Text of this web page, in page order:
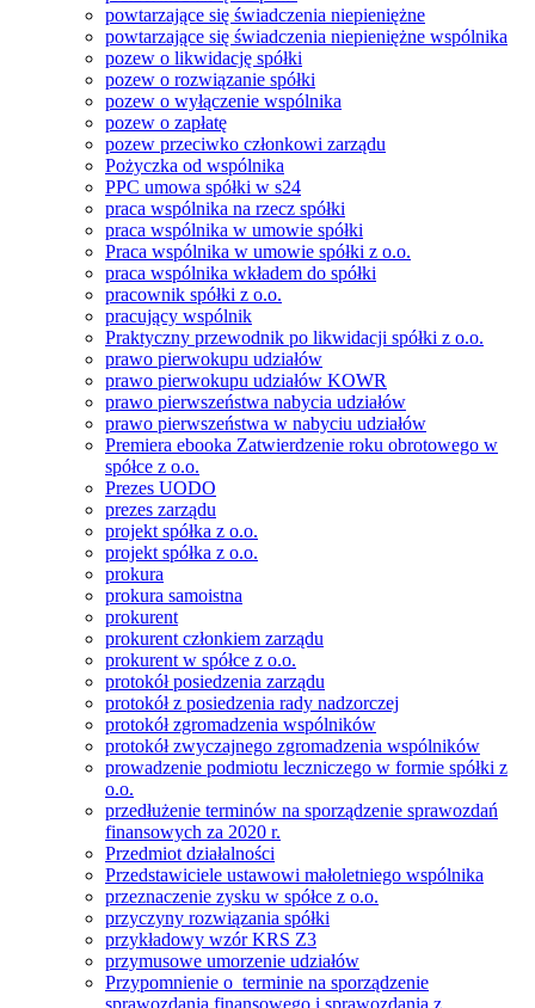
powtarzające się świadczenia niepieniężne
powtarzające się świadczenia niepieniężne wspólnika
pozew o likwidację spółki
pozew o rozwiązanie spółki
pozew o wyłączenie wspólnika
pozew o zapłatę
pozew przeciwko członkowi zarządu
Pożyczka od wspólnika
PPC umowa spółki w s24
praca wspólnika na rzecz spółki
praca wspólnika w umowie spółki
Praca wspólnika w umowie spółki z o.o.
praca wspólnika wkładem do spółki
pracownik spółki z o.o.
pracujący wspólnik
Praktyczny przewodnik po likwidacji spółki z o.o.
prawo pierwokupu udziałów
prawo pierwokupu udziałów KOWR
prawo pierwszeństwa nabycia udziałów
prawo pierwszeństwa w nabyciu udziałów
Premiera ebooka Zatwierdzenie roku obrotowego w
spółce z o.o.
Prezes UODO
prezes zarządu
projekt spółka z o.o.
projekt spółka z o.o.
prokura
prokura samoistna
prokurent
prokurent członkiem zarządu
prokurent w spółce z o.o.
protokół posiedzenia zarządu
protokół z posiedzenia rady nadzorczej
protokół zgromadzenia wspólników
protokół zwyczajnego zgromadzenia wspólników
prowadzenie podmiotu leczniczego w formie spółki z
o.o.
przedłużenie terminów na sporządzenie sprawozdań
finansowych za 2020 r.
Przedmiot działalności
Przedstawiciele ustawowi małoletniego wspólnika
przeznaczenie zysku w spółce z o.o.
przyczyny rozwiązania spółki
przykładowy wzór KRS Z3
przymusowe umorzenie udziałów
Przypomnienie o terminie na sporządzenie
sprawozdania finansowego i sprawozdania z